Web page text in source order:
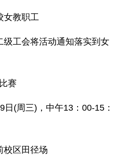
女教职工
级工会将活动通知落实到女
赛
日(周三)，中午13：00-15：
校区田径场